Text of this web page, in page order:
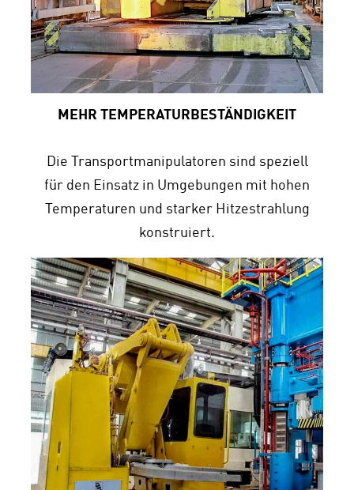
MEHR TEMPERATUR­BESTÄNDIGKEIT
Die Transportmanipulatoren sind speziell
für den Einsatz in Umgebungen mit hohen
Temperaturen und starker Hitzestrahlung
konstruiert.